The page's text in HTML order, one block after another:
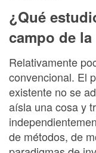
¿Qué
campo de
Relativamente
convencional. El
existente no se
aísla una cosa y
de métodos, de